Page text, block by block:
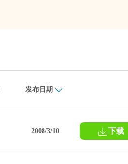
发布日期
2008/3/10 下载